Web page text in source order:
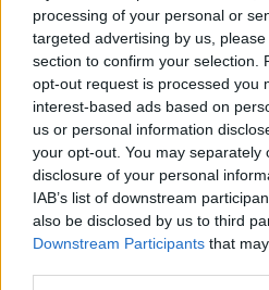
processing of your personal or
targeted advertising by us,
section to confirm your selection.
opt-out request is processed you
interest-based ads based on
us or personal information
your opt-out. You may separately
disclosure of your personal
IAB’s list of downstream
also be disclosed by us to third
Downstream Participants that